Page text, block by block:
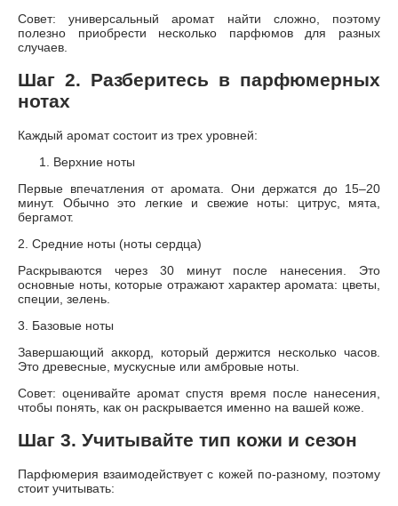
Совет: универсальный аромат найти сложно, поэтому
полезно приобрести несколько парфюмов для разных
случаев.
Шаг 2. Разберитесь в парфюмерных
нотах
Каждый аромат состоит из трех уровней:
Верхние ноты
Первые впечатления от аромата. Они держатся до 15–20
минут. Обычно это легкие и свежие ноты: цитрус, мята,
бергамот.
2. Средние ноты (ноты сердца)
Раскрываются через 30 минут после нанесения. Это
основные ноты, которые отражают характер аромата: цветы,
специи, зелень.
3. Базовые ноты
Завершающий аккорд, который держится несколько часов.
Это древесные, мускусные или амбровые ноты.
Совет: оценивайте аромат спустя время после нанесения,
чтобы понять, как он раскрывается именно на вашей коже.
Шаг 3. Учитывайте тип кожи и сезон
Парфюмерия взаимодействует с кожей по-разному, поэтому
стоит учитывать: